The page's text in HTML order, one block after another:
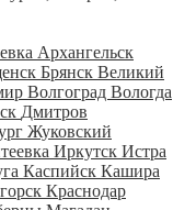
Архангельск
Брянск Великий
Волгоград Вологда
Дмитров
Жуковский
Иркутск Истра
Каспийск Кашира
Краснодар